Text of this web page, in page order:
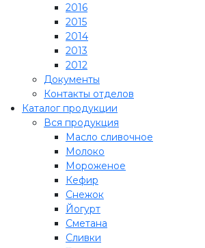
2016
2015
2014
2013
2012
Документы
Контакты отделов
Каталог продукции
Вся продукция
Масло сливочное
Молоко
Мороженое
Кефир
Снежок
Йогурт
Сметана
Сливки